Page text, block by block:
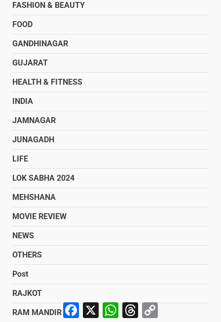
FASHION & BEAUTY
FOOD
GANDHINAGAR
GUJARAT
HEALTH & FITNESS
INDIA
JAMNAGAR
JUNAGADH
LIFE
LOK SABHA 2024
MEHSHANA
MOVIE REVIEW
NEWS
OTHERS
Post
RAJKOT
RAM MANDIR
Facebook
X WhatsApp
Threads
Copy